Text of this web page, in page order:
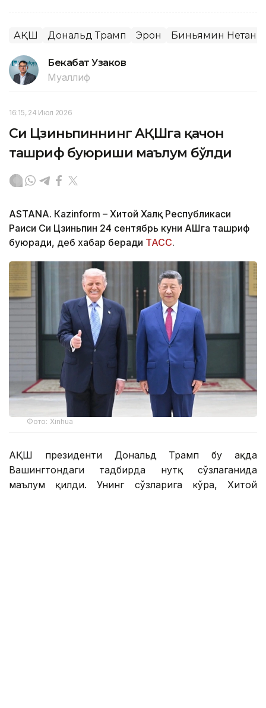
АҚШ Дональд Трамп Эрон Биньямин
Бекабат Узаков
Муаллиф
16:15, 24 Июл 2026
Си Цзиньпиннинг АҚШга қачон
ташриф буюриши маълум бўлди
ASTANА. Кazinform – Хитой Халқ Республикаси
Раиси Си Цзиньпин 24 сентябрь куни АҚШга ташриф
буюради, деб хабар беради ТАСС.
Фото: Xinhua
АҚШ президенти Дональд Трамп бу ҳақда
Вашингтондаги тадбирда нутқ сўзлаганида
маълум қилди. Унинг сўзларига кўра, Хитой